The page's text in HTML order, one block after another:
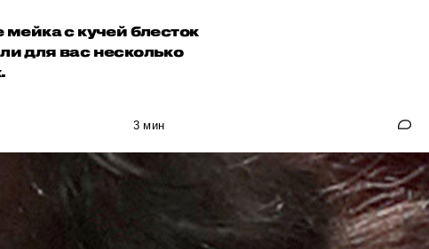
с кучей блесток
для вас несколько
3 мин